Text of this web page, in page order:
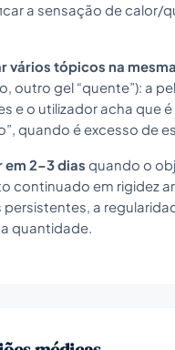
a sensação de calor/
vários tópicos na
outro gel “quente”): a
e o utilizador acha que é
quando é excesso de
em 2–3 dias quando o
continuado em rigidez
persistentes, a
quantidade.